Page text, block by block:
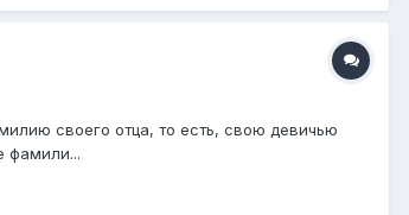
своего отца, то есть, свою девичью
фамили...